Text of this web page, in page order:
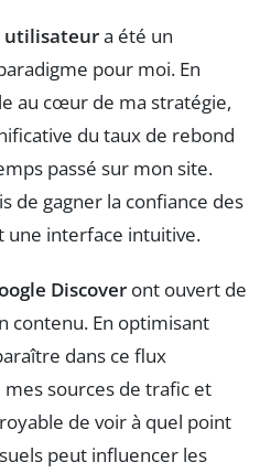
utilisateura été un
pour moi. En
au cœur de ma stratégie,
du taux de rebond
passé sur mon site.
de gagner la confiance des
une interface intuitive.
Discover ont ouvert de
contenu. En optimisant
dans ce flux
mes sources de trafic et
de voir à quel point
peut influencer les